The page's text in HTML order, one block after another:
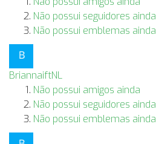
Não possui seguidores ainda
Não possui emblemas ainda
BriannaiftNL
Não possui amigos ainda
Não possui seguidores ainda
Não possui emblemas ainda